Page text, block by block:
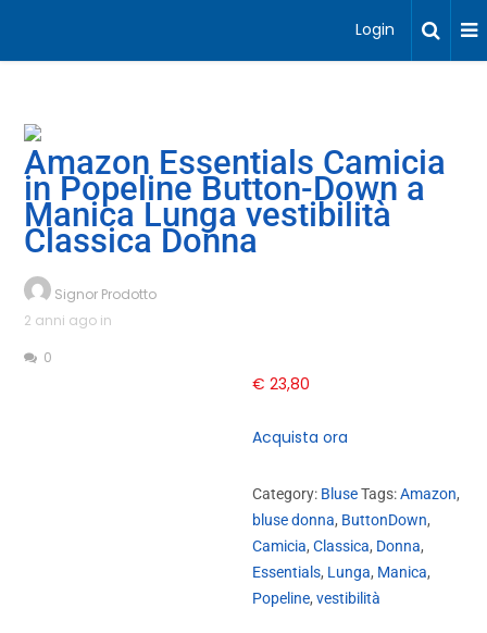
Login
Amazon Essentials Camicia
in Popeline Button-Down a
Manica Lunga vestibilità
Classica Donna
Signor Prodotto
2 anni ago in
0
€ 23,80
Acquista ora
Category: BluseTags:Amazon,
bluse donna, ButtonDown,
Camicia,Classica, Donna,
Essentials, Lunga, Manica,
Popeline,vestibilità